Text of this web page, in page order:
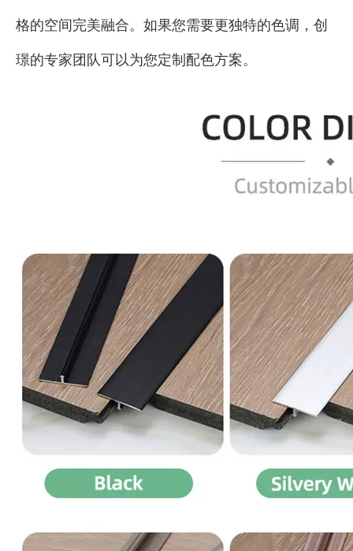
格的空间完美融合。如果您需要更独特的色调，创
璟的专家团队可以为您定制配色方案。